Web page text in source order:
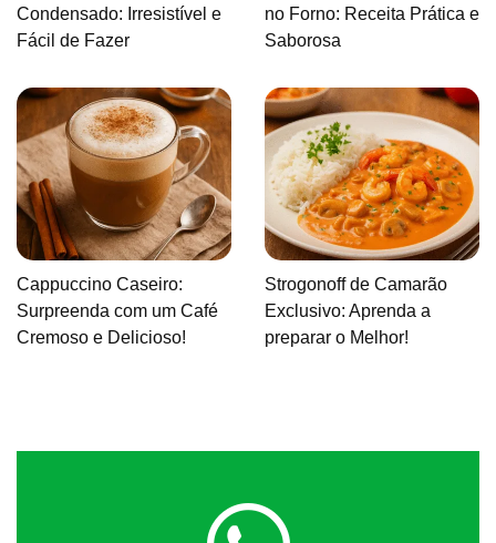
Condensado: Irresistível e
Fácil de Fazer
no Forno: Receita Prática e
Saborosa
Cappuccino Caseiro:
Surpreenda com um Café
Cremoso e Delicioso!
Strogonoff de Camarão
Exclusivo: Aprenda a
preparar o Melhor!